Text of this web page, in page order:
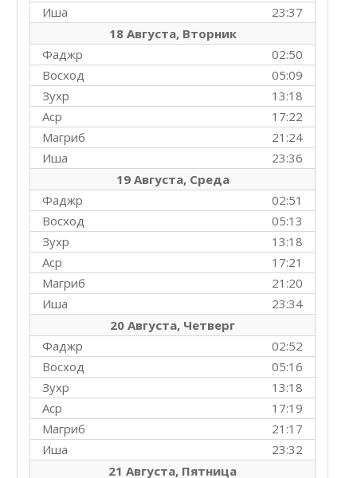
23:37
Иша
18 Августа, Вторник
02:50
Фаджр
05:09
Восход
13:18
Зухр
17:22
Аср
21:24
Магриб
23:36
Иша
19 Августа, Среда
02:51
Фаджр
05:13
Восход
13:18
Зухр
17:21
Аср
21:20
Магриб
23:34
Иша
20 Августа, Четверг
02:52
Фаджр
05:16
Восход
13:18
Зухр
17:19
Аср
21:17
Магриб
23:32
Иша
21 Августа, Пятница